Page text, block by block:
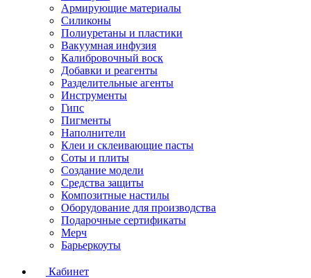
Армирующие материалы
Силиконы
Полиуретаны и пластики
Вакуумная инфузия
Калибровочный воск
Добавки и реагенты
Разделительные агенты
Инструменты
Гипс
Пигменты
Наполнители
Клеи и склеивающие пасты
Соты и плиты
Создание модели
Средства защиты
Композитные настилы
Оборудование для производства
Подарочные сертификаты
Мерч
Барьеркоуты
Кабинет